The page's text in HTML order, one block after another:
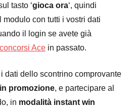
tasto ‘gioca ora‘, quindi
con tutti i vostri dati
il login se avete già
concorsi Ace in passato.
dati dello scontrino comprovante
promozione, e partecipare al
in modalità instant win